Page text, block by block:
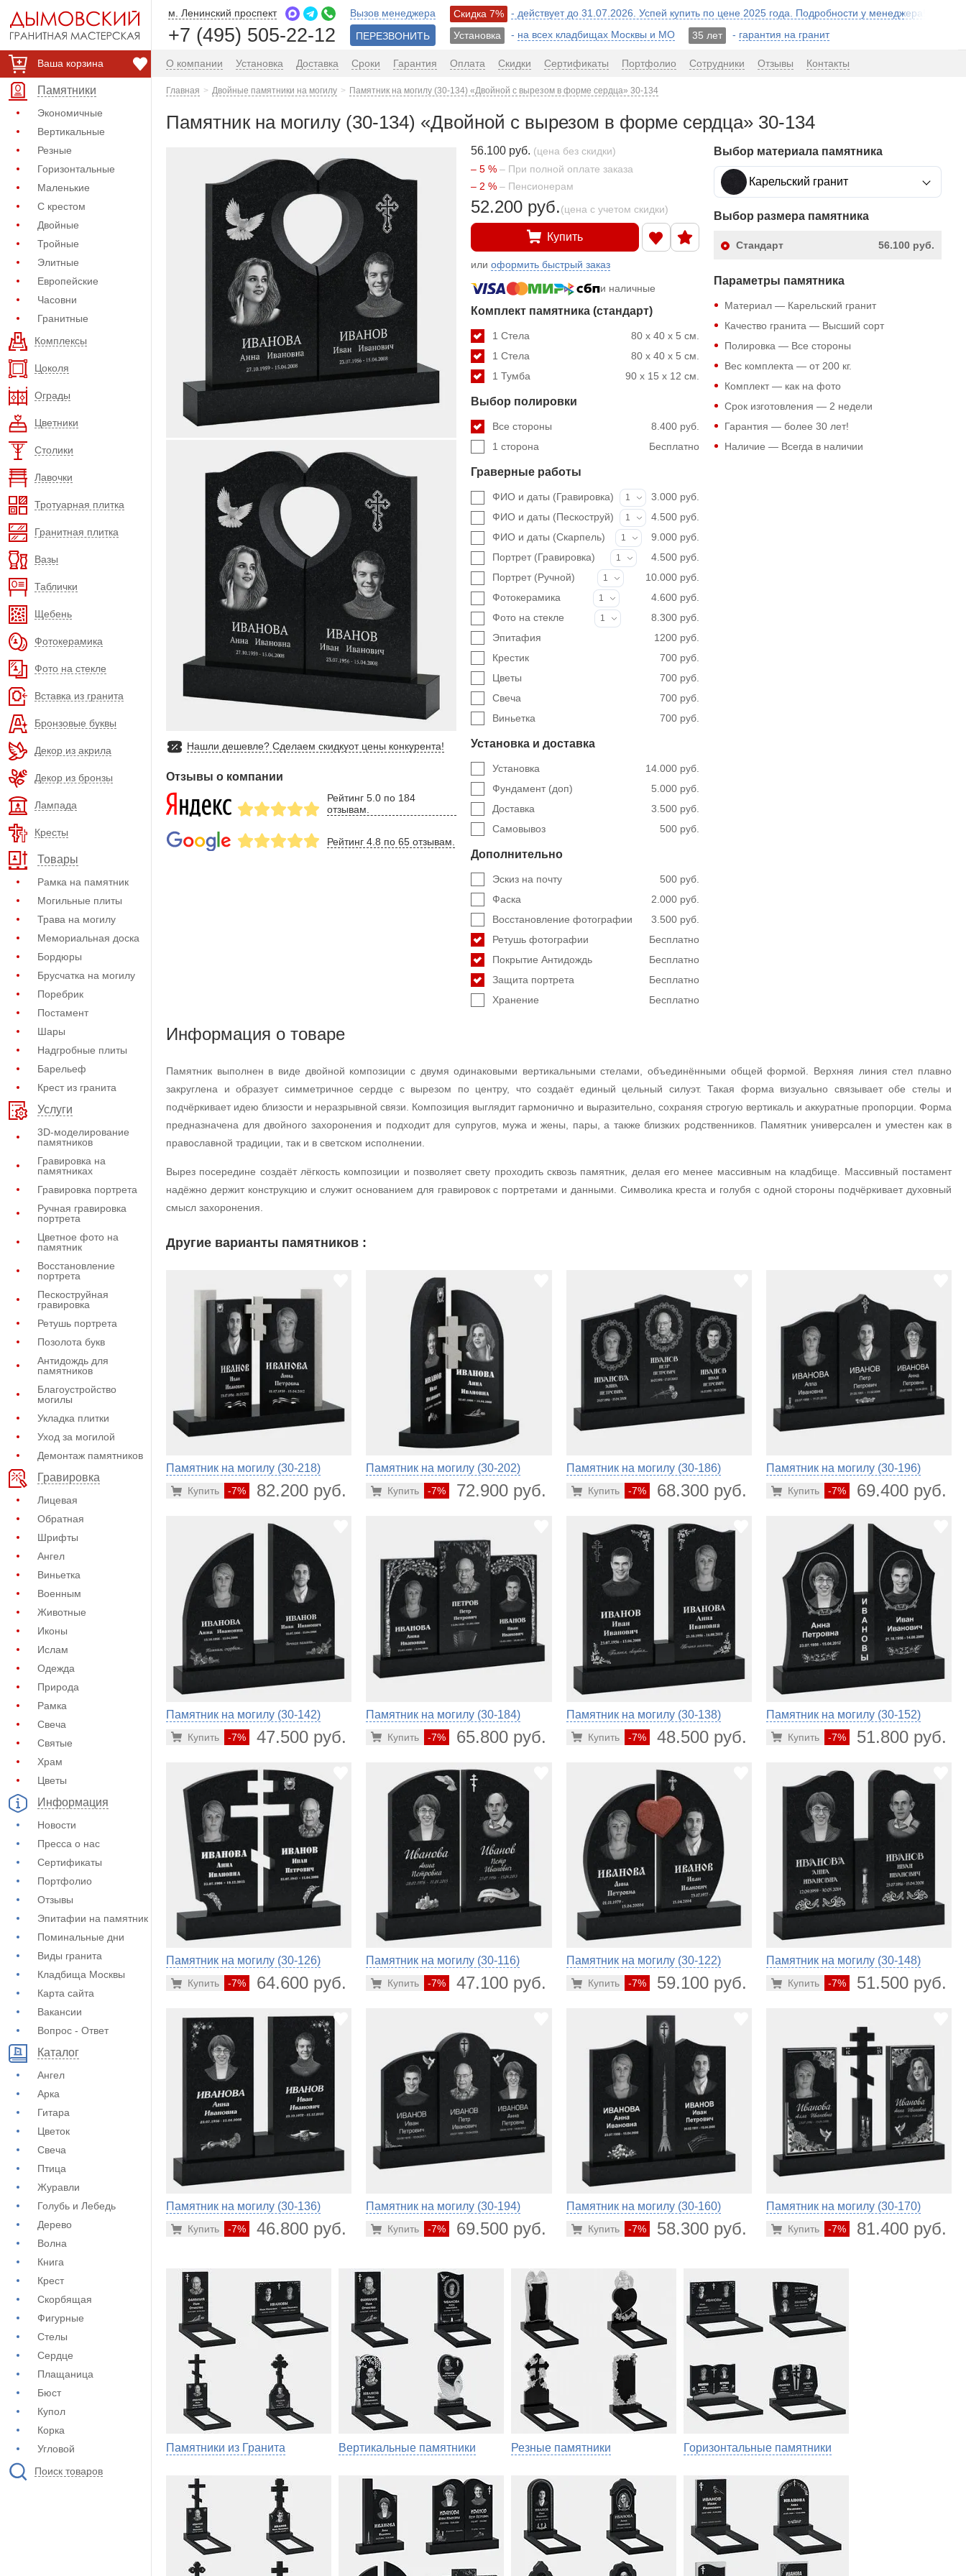
Ваша корзина
Памятники
Экономичные
Вертикальные
Резные
Горизонтальные
Маленькие
С крестом
Двойные
Тройные
Элитные
Европейские
Часовни
Гранитные
Комплексы
Цоколя
Ограды
Цветники
Столики
Лавочки
Тротуарная плитка
Гранитная плитка
Вазы
Таблички
Щебень
Фотокерамика
Фото на стекле
Вставка из гранита
Бронзовые буквы
Декор из акрила
Декор из бронзы
Лампада
Кресты
Товары
Рамка на памятник
Могильные плиты
Трава на могилу
Мемориальная доска
Бордюры
Брусчатка на могилу
Поребрик
Постамент
Шары
Надгробные плиты
Барельеф
Крест из гранита
Услуги
3D-моделирование
памятников
Гравировка на
памятниках
Гравировка портрета
Ручная гравировка
портрета
Цветное фото на
памятник
Восстановление
портрета
Пескоструйная
гравировка
Ретушь портрета
Позолота букв
Антидождь для
памятников
Благоустройство
могилы
Укладка плитки
Уход за могилой
Демонтаж памятников
Гравировка
Лицевая
Обратная
Шрифты
Ангел
Виньетка
Военным
Животные
Иконы
Ислам
Одежда
Природа
Рамка
Свеча
Святые
Храм
Цветы
Информация
Новости
Пресса о нас
Сертификаты
Портфолио
Отзывы
Эпитафии на памятник
Поминальные дни
Виды гранита
Кладбища Москвы
Карта сайта
Вакансии
Вопрос - Ответ
Каталог
Ангел
Арка
Гитара
Цветок
Свеча
Птица
Журавли
Голубь и Лебедь
Дерево
Волна
Книга
Крест
Скорбящая
Фигурные
Стелы
Сердце
Плащаница
Бюст
Купол
Корка
Угловой
Поиск товаров
м. Ленинский проспект
+7 (495) 505-22-12
Вызов менеджера
ПЕРЕЗВОНИТЬ
Скидка 7%
- действует до 31.07.2026. Успей купить по цене 2025 года. Подробности у менеджера!
Установка
- на всех кладбищах Москвы и МО 35 лет - гарантия на гранит
О компании Установка Доставка Сроки Гарантия Оплата Скидки Сертификаты Портфолио Сотрудники Отзывы Контакты
Главная Двойные памятники на могилу Памятник на могилу (30-134) «Двойной с вырезом в форме сердца» 30-134
Памятник на могилу (30-134) «Двойной с вырезом в форме сердца» 30-134
Нашли дешевле? Сделаем скидкуот цены конкурента!
Отзывы о компании
Рейтинг 5.0 по 184
отзывам.
Рейтинг 4.8 по 65 отзывам.
56.100 руб. (цена без скидки)
– 5 % – При полной оплате заказа
– 2 % – Пенсионерам
52.200 руб.(цена с учетом скидки)
Купить
илиоформить быстрый заказ
и наличные
Комплект памятника (стандарт)
80 x 40 x 5 см.
1 Стела
80 x 40 x 5 см.
1 Стела
90 x 15 x 12 см.
1 Тумба
Выбор полировки
8.400 руб.
Все стороны
Бесплатно
1 сторона
Граверные работы
ФИО и даты (Гравировка) 1
3.000 руб.
ФИО и даты (Пескоструй)
1
4.500 руб.
ФИО и даты (Скарпель)
1
9.000 руб.
Портрет (Гравировка)
1
4.500 руб.
Портрет (Ручной)
1
10.000 руб.
Фотокерамика
1
4.600 руб.
Фото на стекле
1
8.300 руб.
1200 руб.
Эпитафия
700 руб.
Крестик
700 руб.
Цветы
700 руб.
Свеча
700 руб.
Виньетка
Установка и доставка
14.000 руб.
Установка
5.000 руб.
Фундамент (доп)
3.500 руб.
Доставка
500 руб.
Самовывоз
Дополнительно
500 руб.
Эскиз на почту
2.000 руб.
Фаска
3.500 руб.
Восстановление фотографии
Бесплатно
Ретушь фотографии
Бесплатно
Покрытие Антидождь
Бесплатно
Защита портрета
Бесплатно
Хранение
Выбор материала памятника
Карельский гранит
Выбор размера памятника
56.100 руб.
Стандарт
Параметры памятника
Материал — Карельский гранит
Качество гранита — Высший сорт
Полировка — Все стороны
Вес комплекта — от 200 кг.
Комплект — как на фото
Срок изготовления — 2 недели
Гарантия — более 30 лет!
Наличие — Всегда в наличии
Информация о товаре
Памятник выполнен в виде двойной композиции с двумя одинаковыми вертикальными стелами, объединёнными общей формой. Верхняя линия стел плавно
закруглена и образует симметричное сердце с вырезом по центру, что создаёт единый цельный силуэт. Такая форма визуально связывает обе стелы и
подчёркивает идею близости и неразрывной связи. Композиция выглядит гармонично и выразительно, сохраняя строгую вертикаль и аккуратные пропорции. Форма
предназначена для двойного захоронения и подходит для супругов, мужа и жены, пары, а также близких родственников. Памятник универсален и уместен как в
православной традиции, так и в светском исполнении.
Вырез посередине создаёт лёгкость композиции и позволяет свету проходить сквозь памятник, делая его менее массивным на кладбище. Массивный постамент
надёжно держит конструкцию и служит основанием для гравировок с портретами и данными. Символика креста и голубя с одной стороны подчёркивает духовный
смысл захоронения.
Другие варианты памятников :
Памятник на могилу (30-218)
-7% 82.200 руб.
Купить
Памятник на могилу (30-202)
-7% 72.900 руб.
Купить
Памятник на могилу (30-186)
-7% 68.300 руб.
Купить
Памятник на могилу (30-196)
-7% 69.400 руб.
Купить
Памятник на могилу (30-142)
-7% 47.500 руб.
Купить
Памятник на могилу (30-184)
-7% 65.800 руб.
Купить
Памятник на могилу (30-138)
-7% 48.500 руб.
Купить
Памятник на могилу (30-152)
-7% 51.800 руб.
Купить
Памятник на могилу (30-126)
-7% 64.600 руб.
Купить
Памятник на могилу (30-116)
-7% 47.100 руб.
Купить
Памятник на могилу (30-122)
-7% 59.100 руб.
Купить
Памятник на могилу (30-148)
-7% 51.500 руб.
Купить
Памятник на могилу (30-136)
-7% 46.800 руб.
Купить
Памятник на могилу (30-194)
-7% 69.500 руб.
Купить
Памятник на могилу (30-160)
-7% 58.300 руб.
Купить
Памятник на могилу (30-170)
-7% 81.400 руб.
Купить
Памятники из Гранита Вертикальные памятники Резные памятники Горизонтальные памятники